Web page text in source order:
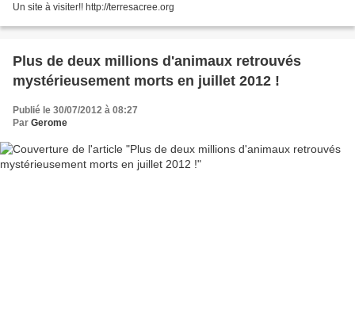
Un site à visiter!! http://terresacree.org
Plus de deux millions d'animaux retrouvés
mystérieusement morts en juillet 2012 !
Publié le 30/07/2012 à 08:27
Par Gerome